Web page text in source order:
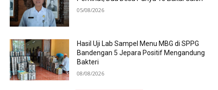
05/08/2026
Hasil Uji Lab Sampel Menu MBG di SPPG
Bandengan 5 Jepara Positif Mengandung
Bakteri
08/08/2026